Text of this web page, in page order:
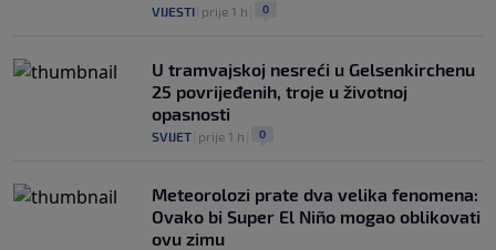
VIJESTI prije 1 h 0
U tramvajskoj nesreći u Gelsenkirchenu
25 povrijeđenih, troje u životnoj
opasnosti
SVIJET prije 1 h 0
Meteorolozi prate dva velika fenomena:
Ovako bi Super El Niño mogao oblikovati
ovu zimu